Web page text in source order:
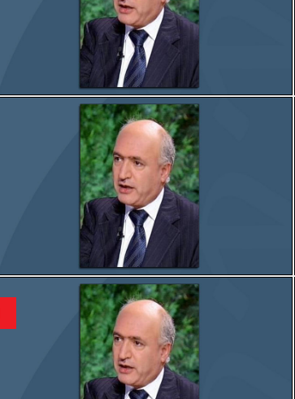
إيران والصعود الأحاديّ في الإقليم
اليمن آخر الحروب وأول التسويات